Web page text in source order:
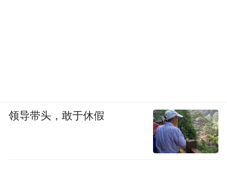
领导带头，敢于休假